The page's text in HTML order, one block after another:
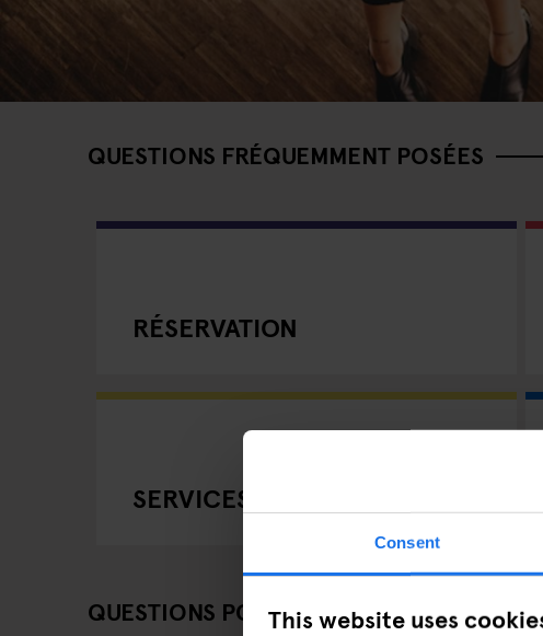
Consent
This website uses
QUESTIONS FRÉQUEMMENT POSÉES
RÉSERVATION
SERVICES & INSTALLATIONS
QUESTIONS POPULAIRES